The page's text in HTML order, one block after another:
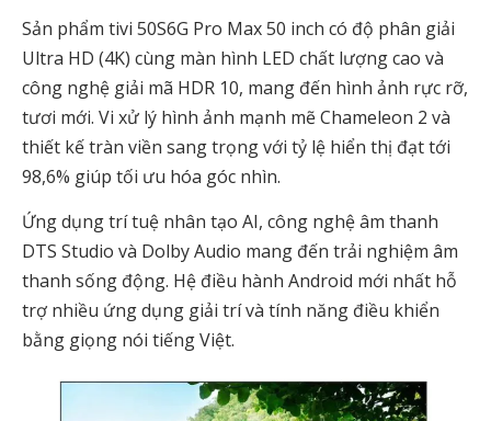
Sản phẩm tivi 50S6G Pro Max 50 inch có độ phân giải
Ultra HD (4K) cùng màn hình LED chất lượng cao và
công nghệ giải mã HDR 10, mang đến hình ảnh rực rỡ,
tươi mới. Vi xử lý hình ảnh mạnh mẽ Chameleon 2 và
thiết kế tràn viền sang trọng với tỷ lệ hiển thị đạt tới
98,6% giúp tối ưu hóa góc nhìn.
Ứng dụng trí tuệ nhân tạo AI, công nghệ âm thanh
DTS Studio và Dolby Audio mang đến trải nghiệm âm
thanh sống động. Hệ điều hành Android mới nhất hỗ
trợ nhiều ứng dụng giải trí và tính năng điều khiển
bằng giọng nói tiếng Việt.